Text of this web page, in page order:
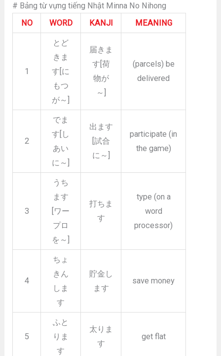
# Bảng từ vựng tiếng Nhật Minna No Nihong
NO
WORD KANJI MEANING
1
とど
きま
す[に
もつ
が～]
届きま
す[荷
物が
～]
(parcels) be
delivered
2
でま
す[し
あい
に～]
出ます
[試合
に～]
participate (in
the game)
3
うち
ます
[ワー
プロ
を～]
打ちま
す
type (on a
word
processor)
4
ちょ
きん
しま
す
貯金し
ます
save money
5
ふと
りま
す
太りま
す
get flat